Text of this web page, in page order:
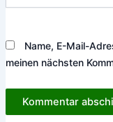
Name, E-Mail-
meinen nächsten